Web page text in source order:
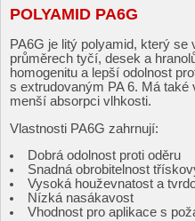
POLYAMID PA6G
PA6G je litý polyamid, který
průměrech tyčí, desek a
homogenitu a lepší odolnost
s extrudovaným PA 6. Má
menší absorpci vlhkosti.
Vlastnosti PA6G zahrnují:
Dobrá odolnost proti oděru
Snadná obrobitelnost
Vysoká houževnatost a
Nízká nasákavost
Vhodnost pro aplikace s